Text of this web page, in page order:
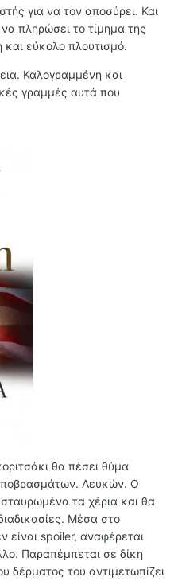
για να τον αποσύρει. Και
πληρώσει το τίμημα της
και εύκολο πλουτισμό.
Καλογραμμένη και
γραμμές αυτά που
θα πέσει θύμα
Λευκών. Ο
τα χέρια και θα
Μέσα στο
είναι spoiler, αναφέρεται
Παραπέμπεται σε δίκη
δέρματος του αντιμετωπίζει